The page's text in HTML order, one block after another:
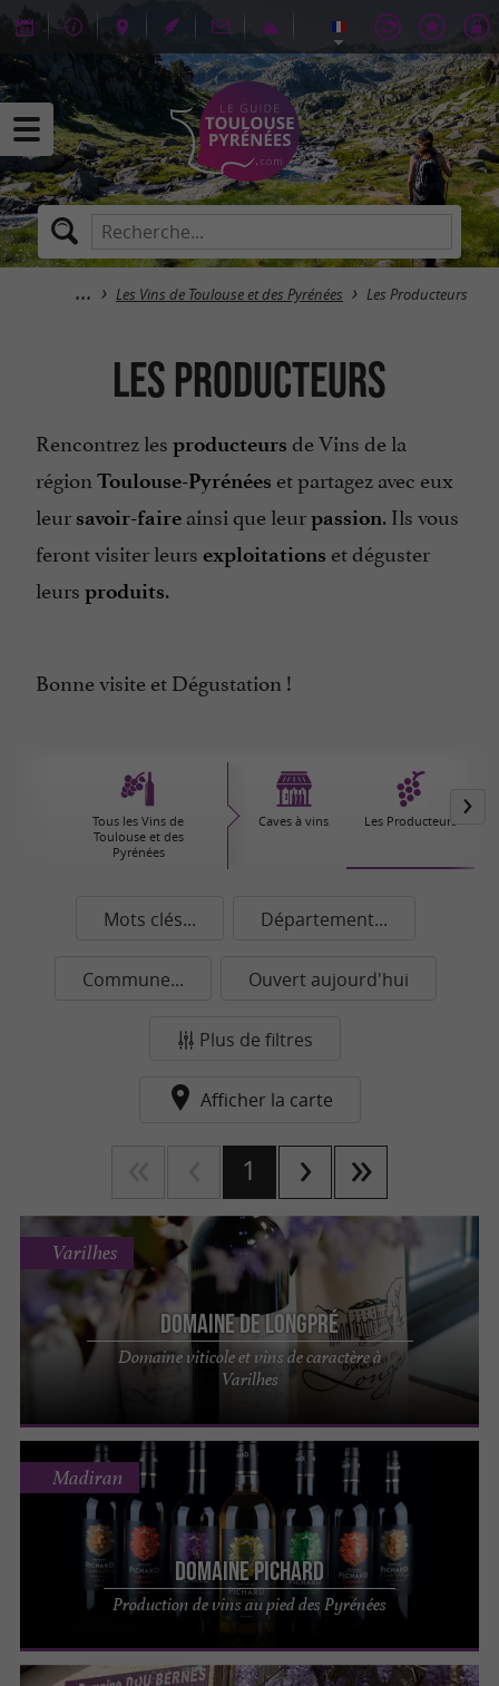
Les Vins de Toulouse et des Pyrénées Les Producteurs
Les Producteurs
Rencontrez les producteurs de Vins de la
région Toulouse-Pyrénées et partagez avec eux
leur savoir-faire ainsi que leurpassion. Ils vous
feront visiter leurs exploitations et déguster
leurs produits.
Bonne visite et Dégustation !
Tous les Vins de
Toulouse et des
Pyrénées
Caves à vins Les Producteurs
Mots clés... Département...
Commune... Ouvert aujourd'hui
Plus de filtres
Afficher la carte
1
Domaine de Longpré
Domaine viticole et vins de caractère à
Varilhes
Varilhes
Domaine Pichard
Production de vins au pied des Pyrénées
Madiran